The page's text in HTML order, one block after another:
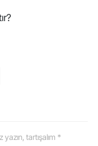
tartışalım *